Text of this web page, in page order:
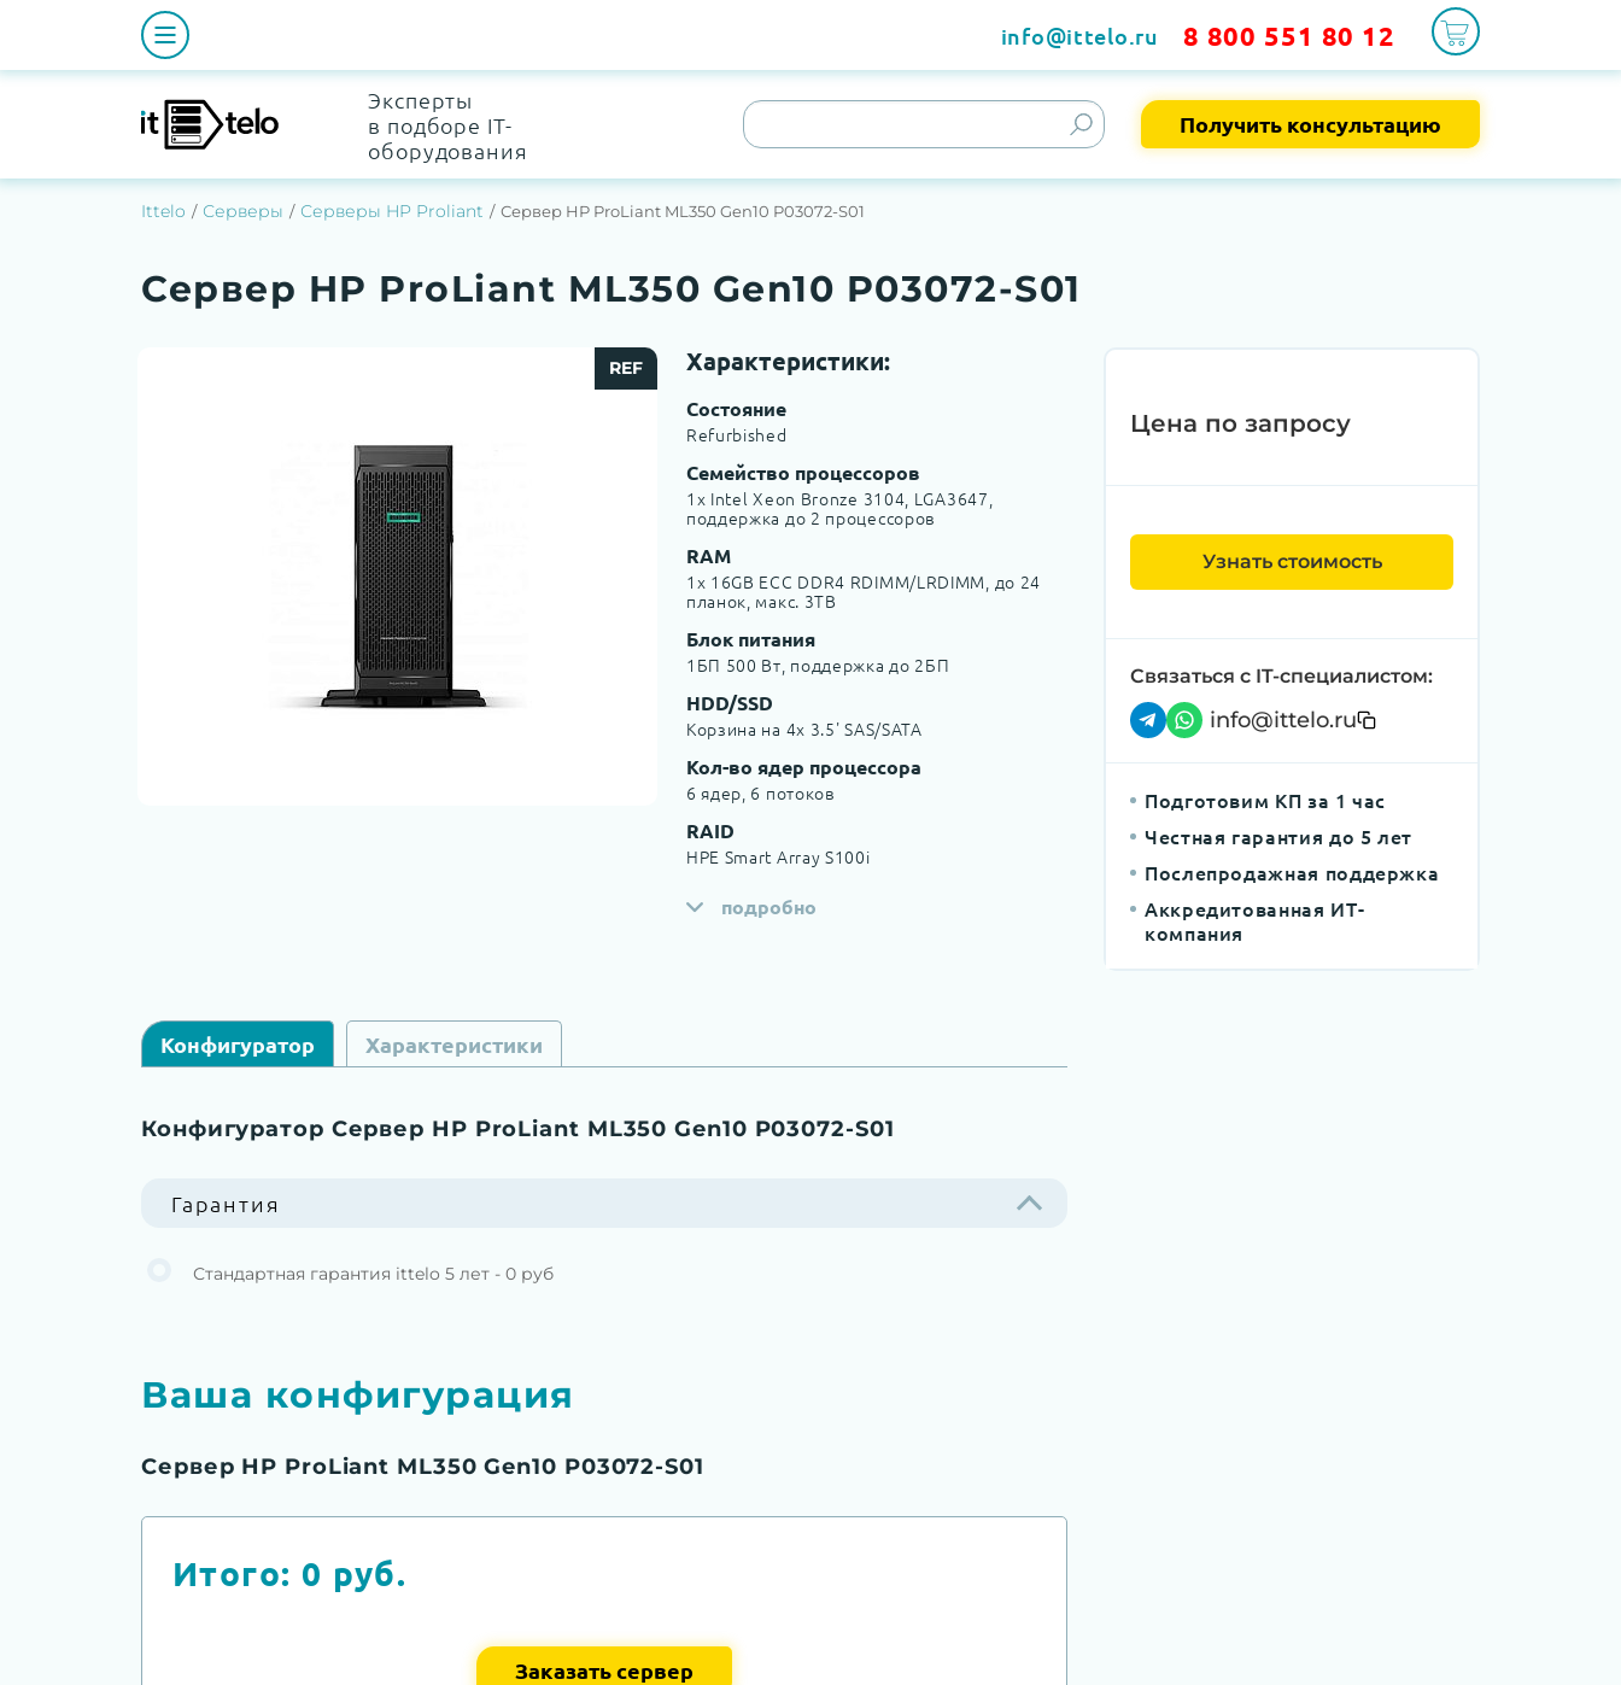
info@ittelo.ru 8 800 551 80 12
Эксперты
в подборе IT-
оборудования
Получить консультацию
Ittelo Серверы Серверы HP Proliant Сервер HP ProLiant ML350 Gen10 P03072-S01
Сервер HP ProLiant ML350 Gen10 P03072-S01
REF Характеристики:
Состояние
Refurbished
Семейство процессоров
1x Intel Xeon Bronze 3104, LGA3647,
поддержка до 2 процессоров
RAM
1x 16GB ECC DDR4 RDIMM/LRDIMM, до 24
планок, макс. 3TB
Блок питания
1БП 500 Вт, поддержка до 2БП
HDD/SSD
Корзина на 4х 3.5' SAS/SATA
Кол-во ядер процессора
6 ядер, 6 потоков
RAID
HPE Smart Array S100i
подробно
Конфигуратор Характеристики
Конфигуратор Сервер HP ProLiant ML350 Gen10 P03072-S01
Гарантия
Стандартная гарантия ittelo 5 лет - 0 руб
Ваша конфигурация
Сервер HP ProLiant ML350 Gen10 P03072-S01
Итого: 0 руб.
Заказать сервер
Цена по запросу
Узнать стоимость
Связаться с IT-специалистом:
info@ittelo.ru
Подготовим КП за 1 час
Честная гарантия до 5 лет
Послепродажная поддержка
Аккредитованная ИТ-
компания